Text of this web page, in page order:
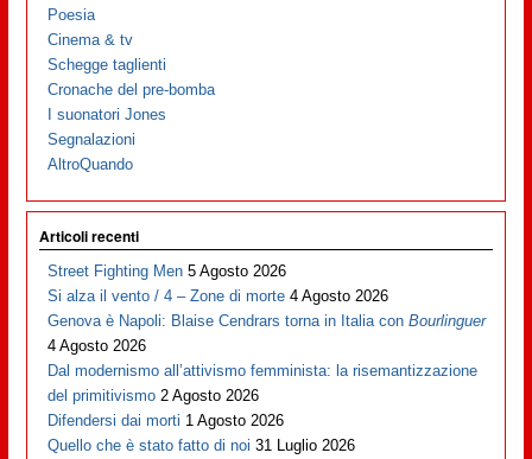
Poesia
Cinema & tv
Schegge taglienti
Cronache del pre-bomba
I suonatori Jones
Segnalazioni
AltroQuando
Articoli recenti
Street Fighting Men 5 Agosto 2026
Si alza il vento / 4 – Zone di morte 4 Agosto 2026
Genova è Napoli: Blaise Cendrars torna in Italia conBourlinguer
4 Agosto 2026
Dal modernismo all’attivismo femminista: la risemantizzazione
del primitivismo 2 Agosto 2026
Difendersi dai morti 1 Agosto 2026
Quello che è stato fatto di noi 31 Luglio 2026